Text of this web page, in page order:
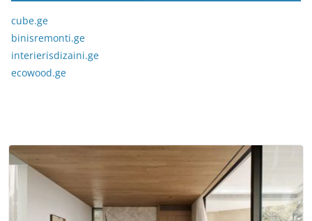
cube.ge
binisremonti.ge
interierisdizaini.ge
ecowood.ge